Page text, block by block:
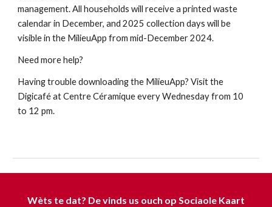
management. All households will receive a printed waste
calendar in December, and 2025 collection days will be
visible in the MilieuApp from mid-December 2024.
Need more help?
Having trouble downloading the MilieuApp? Visit the
Digicafé at Centre Céramique every Wednesday from 10
to 12 pm.
Wèts te dat? De vinds us ouch op Sociaole Kaart